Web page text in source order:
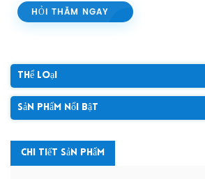
HỎI THĂM NGAY
Thể Loại
Sản Phẩm Nổi Bật
Chi Tiết Sản Phẩm